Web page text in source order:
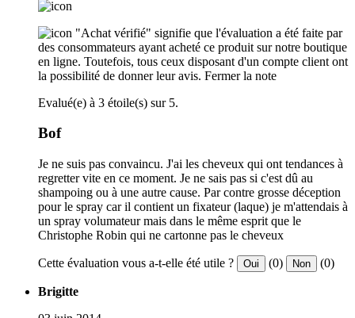
"Achat vérifié" signifie que l'évaluation a été faite par
des consommateurs ayant acheté ce produit sur notre boutique
en ligne. Toutefois, tous ceux disposant d'un compte client ont
la possibilité de donner leur avis. Fermer la note
Evalué(e) à 3 étoile(s) sur 5.
Bof
Je ne suis pas convaincu. J'ai les cheveux qui ont tendances à
regretter vite en ce moment. Je ne sais pas si c'est dû au
shampoing ou à une autre cause. Par contre grosse déception
pour le spray car il contient un fixateur (laque) je m'attendais à
un spray volumateur mais dans le même esprit que le
Christophe Robin qui ne cartonne pas le cheveux
Cette évaluation vous a-t-elle été utile ? Oui (0) Non (0)
Brigitte